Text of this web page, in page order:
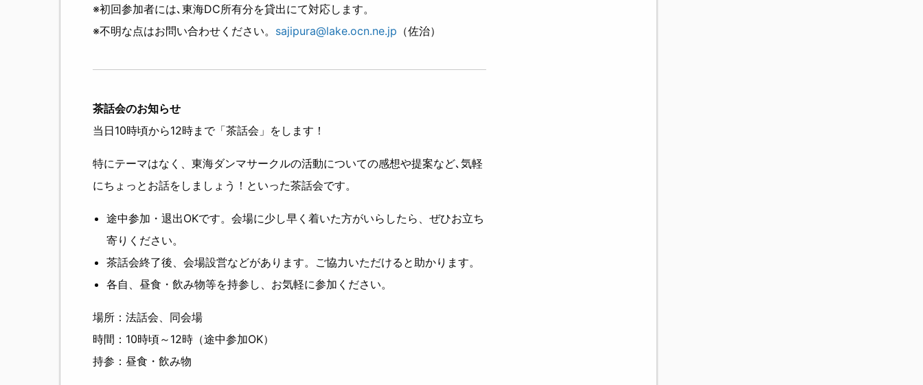
※初回参加者には､東海DC所有分を貸出にて対応します。
※不明な点はお問い合わせください。 sajipura@lake.ocn.ne.jp （佐治）
茶話会のお知らせ
当日10時頃から12時まで「茶話会」をします！
特にテーマはなく、東海ダンマサークルの活動についての感想や提案など､気軽
にちょっとお話をしましょう！といった茶話会です。
途中参加・退出OKです。会場に少し早く着いた方がいらしたら、ぜひお立ち
寄りください。
茶話会終了後、会場設営などがあります。ご協力いただけると助かります。
各自、昼食・飲み物等を持参し、お気軽に参加ください。
場所：法話会、同会場
時間：10時頃～12時（途中参加OK）
持参：昼食・飲み物